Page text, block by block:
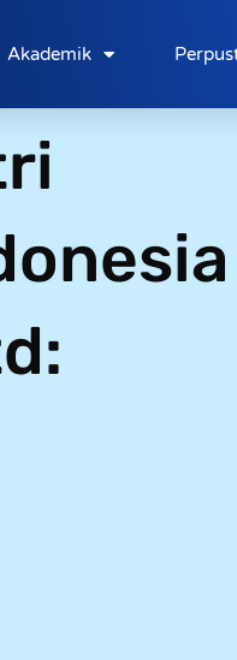
Akademik